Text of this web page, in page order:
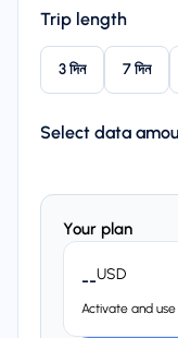
Trip length
3 দিন 7 দিন
Select data
Your plan
--USD
Activate and